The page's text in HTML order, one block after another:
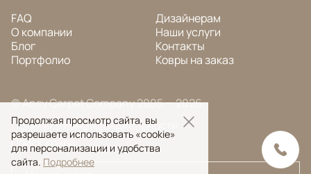
FAQ
О компании
Блог
Портфолио
Дизайнерам
Наши услуги
Контакты
Ковры на заказ
© Ansy Carpet Company 2005 — 2026
Политика конфиденциальности
Поиск ковра
Продолжая просмотр сайта, вы
разрешаете использовать «cookie»
для персонализации и удобства
сайта. Подробнее